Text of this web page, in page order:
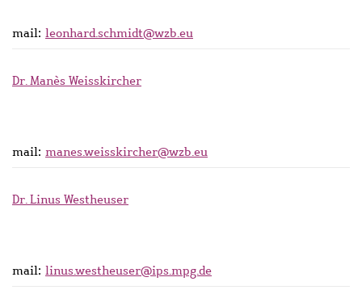
mail: leonhard.schmidt@wzb.eu
Dr. Manès Weisskircher
mail: manes.weisskircher@wzb.eu
Dr. Linus Westheuser
mail: linus.westheuser@ips.mpg.de